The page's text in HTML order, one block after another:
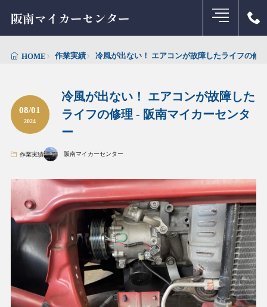
阪南マイカーセンター
HOME 作業実績 冷風が出ない！ エアコンが故障したライフの修
08/01
2024
冷風が出ない！ エアコンが故障した
ライフの修理 - 阪南マイカーセンタ
ー
作業実績 阪南マイカーセンター